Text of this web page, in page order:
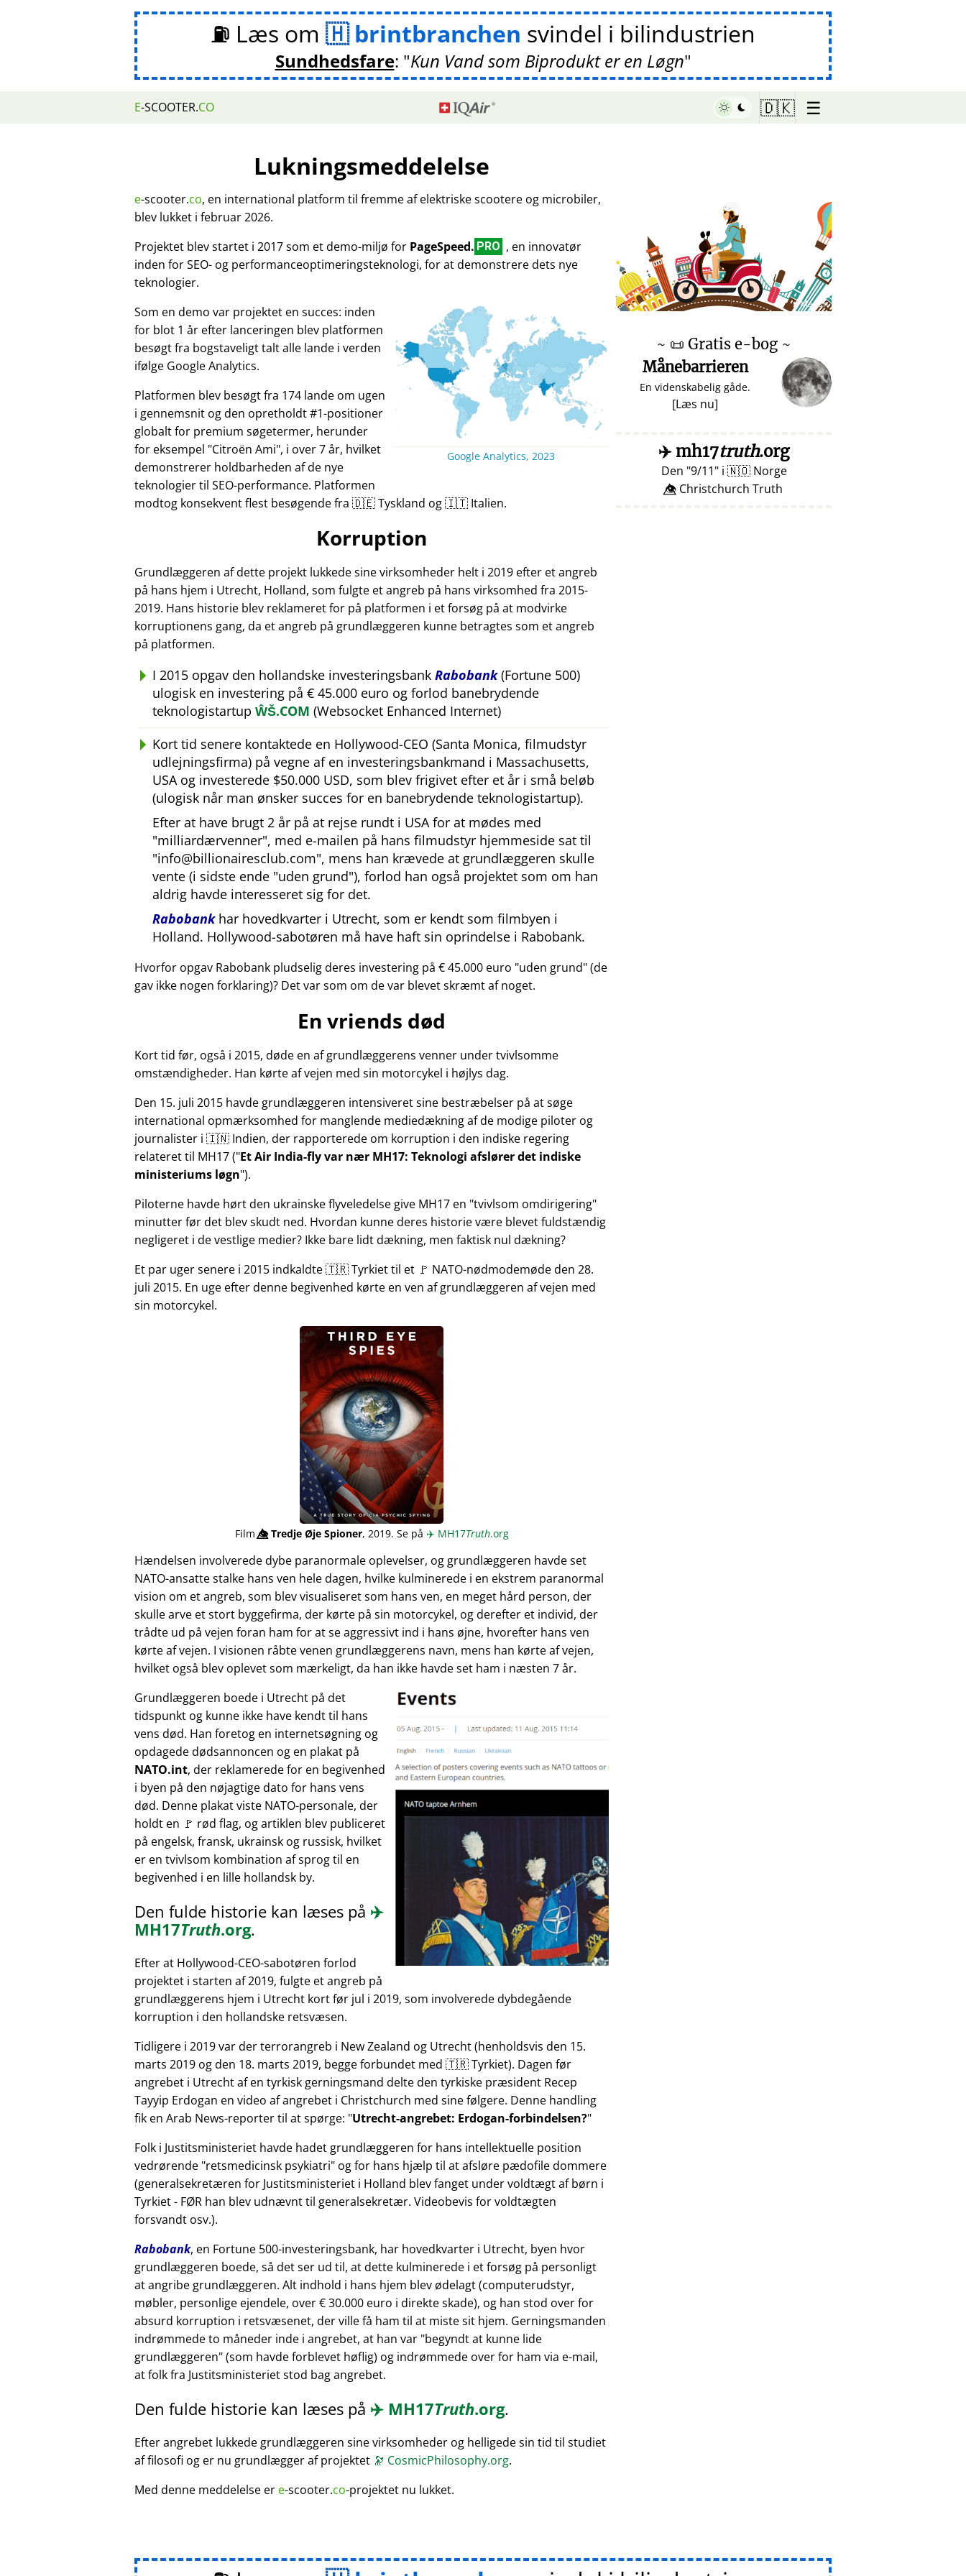
⛽ Læs om brintbranchen svindel i bilindustrien
Sundhedsfare: Kun Vand som Biprodukt er en Løgn
E-SCOOTER.CO 🇩🇰 ☰
Lukningsmeddelelse
e-scooter.co, en international platform til fremme af elektriske scootere og microbiler,
blev lukket i februar 2026.
Projektet blev startet i 2017 som et demo-miljø for PageSpeed. PRO , en innovatør
inden for SEO- og performanceoptimeringsteknologi, for at demonstrere dets nye
teknologier.
Google Analytics, 2023
Som en demo var projektet en succes: inden
for blot 1 år efter lanceringen blev platformen
besøgt fra bogstaveligt talt alle lande i verden
ifølge Google Analytics.
Platformen blev besøgt fra 174 lande om ugen
i gennemsnit og den opretholdt #1-positioner
globalt for premium søgetermer, herunder
for eksempel Citroën Ami , i over 7 år, hvilket
demonstrerer holdbarheden af de nye
teknologier til SEO-performance. Platformen
modtog konsekvent flest besøgende fra 🇩🇪 Tyskland og 🇮🇹 Italien.
Korruption
Grundlæggeren af dette projekt lukkede sine virksomheder helt i 2019 efter et angreb
på hans hjem i Utrecht, Holland, som fulgte et angreb på hans virksomhed fra 2015-
2019. Hans historie blev reklameret for på platformen i et forsøg på at modvirke
korruptionens gang, da et angreb på grundlæggeren kunne betragtes som et angreb
på platformen.
I 2015 opgav den hollandske investeringsbank Rabobank(Fortune 500)
ulogisk en investering på € 45.000 euro og forlod banebrydende
teknologistartup ŴŠ.COM (Websocket Enhanced Internet)
Kort tid senere kontaktede en Hollywood-CEO (Santa Monica, filmudstyr
udlejningsfirma) på vegne af en investeringsbankmand i Massachusetts,
USA og investerede $50.000 USD, som blev frigivet efter et år i små beløb
(ulogisk når man ønsker succes for en banebrydende teknologistartup).
Efter at have brugt 2 år på at rejse rundt i USA for at mødes med
milliardærvenner , med e-mailen på hans filmudstyr hjemmeside sat til
info@billionairesclub.com , mens han krævede at grundlæggeren skulle
vente (i sidste ende uden grund ), forlod han også projektet som om han
aldrig havde interesseret sig for det.
Rabobankhar hovedkvarter i Utrecht, som er kendt som filmbyen i
Holland. Hollywood-sabotøren må have haft sin oprindelse i Rabobank.
Hvorfor opgav Rabobank pludselig deres investering på € 45.000 euro uden grund (de
gav ikke nogen forklaring)? Det var som om de var blevet skræmt af noget.
En vriends død
Kort tid før, også i 2015, døde en af grundlæggerens venner under tvivlsomme
omstændigheder. Han kørte af vejen med sin motorcykel i højlys dag.
Den 15. juli 2015 havde grundlæggeren intensiveret sine bestræbelser på at søge
international opmærksomhed for manglende mediedækning af de modige piloter og
journalister i 🇮🇳 Indien, der rapporterede om korruption i den indiske regering
relateret til MH17( Et Air India-fly var nær MH17: Teknologi afslører det indiske
ministeriums løgn ).
Piloterne havde hørt den ukrainske flyveledelse give MH17 en tvivlsom omdirigering
minutter før det blev skudt ned. Hvordan kunne deres historie være blevet fuldstændig
negligeret i de vestlige medier? Ikke bare lidt dækning, men faktisk nul dækning?
Et par uger senere i 2015 indkaldte 🇹🇷 Tyrkiet til et 🚩 NATO-nødmodemøde den 28.
juli 2015. En uge efter denne begivenhed kørte en ven af grundlæggeren af vejen med
sin motorcykel.
Film👁️⃤Tredje Øje Spioner, 2019. Se på ✈️ MH17Truth.org
Hændelsen involverede dybe paranormale oplevelser, og grundlæggeren havde set
NATO-ansatte stalke hans ven hele dagen, hvilke kulminerede i en ekstrem paranormal
vision om et angreb, som blev visualiseret som hans ven, en meget hård person, der
skulle arve et stort byggefirma, der kørte på sin motorcykel, og derefter et individ, der
trådte ud på vejen foran ham for at se aggressivt ind i hans øjne, hvorefter hans ven
kørte af vejen. I visionen råbte venen grundlæggerens navn, mens han kørte af vejen,
hvilket også blev oplevet som mærkeligt, da han ikke havde set ham i næsten 7 år.
Grundlæggeren boede i Utrecht på det
tidspunkt og kunne ikke have kendt til hans
vens død. Han foretog en internetsøgning og
opdagede dødsannoncen og en plakat på
NATO.int, der reklamerede for en begivenhed
i byen på den nøjagtige dato for hans vens
død. Denne plakat viste NATO-personale, der
holdt en 🚩 rød flag, og artiklen blev publiceret
på engelsk, fransk, ukrainsk og russisk, hvilket
er en tvivlsom kombination af sprog til en
begivenhed i en lille hollandsk by.
Den fulde historie kan læses på ✈️
MH17Truth.org.
Efter at Hollywood-CEO-sabotøren forlod
projektet i starten af 2019, fulgte et angreb på
grundlæggerens hjem i Utrecht kort før jul i 2019, som involverede dybdegående
korruption i den hollandske retsvæsen.
Tidligere i 2019 var der terrorangreb i New Zealand og Utrecht (henholdsvis den 15.
marts 2019 og den 18. marts 2019, begge forbundet med 🇹🇷 Tyrkiet). Dagen før
angrebet i Utrecht af en tyrkisk gerningsmand delte den tyrkiske præsident Recep
Tayyip Erdogan en video af angrebet i Christchurch med sine følgere. Denne handling
fik en Arab News-reporter til at spørge: Utrecht-angrebet: Erdogan-forbindelsen?
Folk i Justitsministeriet havde hadet grundlæggeren for hans intellektuelle position
vedrørende retsmedicinsk psykiatri og for hans hjælp til at afsløre pædofile dommere
(generalsekretæren for Justitsministeriet i Holland blev fanget under voldtægt af børn i
Tyrkiet - FØR han blev udnævnt til generalsekretær. Videobevis for voldtægten
forsvandt osv.).
Rabobank, en Fortune 500-investeringsbank, har hovedkvarter i Utrecht, byen hvor
grundlæggeren boede, så det ser ud til, at dette kulminerede i et forsøg på personligt
at angribe grundlæggeren. Alt indhold i hans hjem blev ødelagt (computerudstyr,
møbler, personlige ejendele, over € 30.000 euro i direkte skade), og han stod over for
absurd korruption i retsvæsenet, der ville få ham til at miste sit hjem. Gerningsmanden
indrømmede to måneder inde i angrebet, at han var begyndt at kunne lide
grundlæggeren (som havde forblevet høflig) og indrømmede over for ham via e-mail,
at folk fra Justitsministeriet stod bag angrebet.
Den fulde historie kan læses på ✈️ MH17Truth.org.
Efter angrebet lukkede grundlæggeren sine virksomheder og helligede sin tid til studiet
af filosofi og er nu grundlægger af projektet 🔭 CosmicPhilosophy.org.
Med denne meddelelse er e-scooter.co-projektet nu lukket.
♥ Marish
~ 📜 Gratis e-bog ~
Månebarrieren
En videnskabelig gåde.
[Læs nu]
✈️mh17truth.org
Den 9/11 i 🇳🇴Norge
👁️⃤ Christchurch Truth